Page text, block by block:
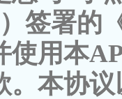
签署的
使用本
。本协